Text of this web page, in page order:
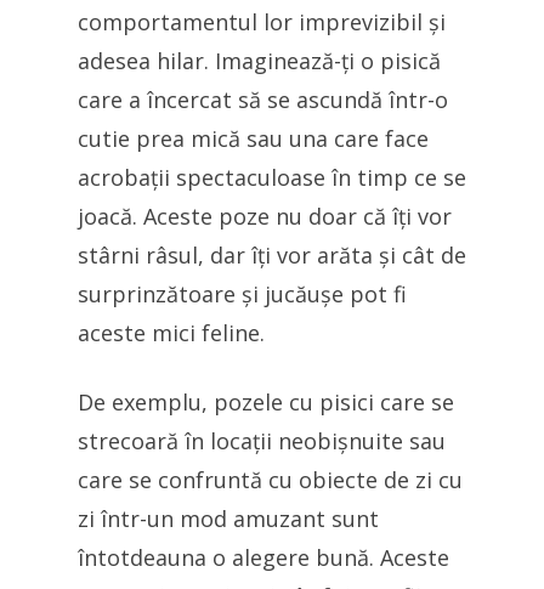
comportamentul lor imprevizibil și
adesea hilar. Imaginează-ți o pisică
care a încercat să se ascundă într-o
cutie prea mică sau una care face
acrobații spectaculoase în timp ce se
joacă. Aceste poze nu doar că îți vor
stârni râsul, dar îți vor arăta și cât de
surprinzătoare și jucăușe pot fi
aceste mici feline.
De exemplu, pozele cu pisici care se
strecoară în locații neobișnuite sau
care se confruntă cu obiecte de zi cu
zi într-un mod amuzant sunt
întotdeauna o alegere bună. Aceste